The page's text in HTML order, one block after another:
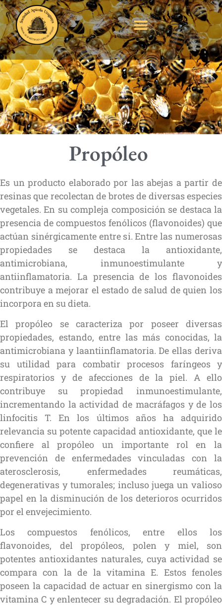
Propóleo
Es un producto elaborado por las abejas a partir de
resinas que recolectan de brotes de diversas especies
vegetales. En su compleja composición se destaca la
presencia de compuestos fenólicos (flavonoides) que
actúan sinérgicamente entre si. Entre las numerosas
propiedades se destaca la antioxidante,
antimicrobiana, inmunoestimulante y
antiinflamatoria. La presencia de los flavonoides
contribuye a mejorar el estado de salud de quien los
incorpora en su dieta.
El propóleo se caracteriza por poseer diversas
propiedades, estando, entre las más conocidas, la
antimicrobiana y laantiinflamatoria. De ellas deriva
su utilidad para combatir procesos faríngeos y
respiratorios y de afecciones de la piel. A ello
contribuye su propiedad inmunoestimulante,
incrementando la actividad de macráfagos y de los
linfocitis T. En los últimos años ha adquirido
relevancia su potente capacidad antioxidante, que le
confiere al propóleo un importante rol en la
prevención de enfermedades vinculadas con la
aterosclerosis, enfermedades reumáticas,
degenerativas y tumorales; incluso juega un valioso
papel en la disminución de los deterioros ocurridos
por el envejecimiento.
Los compuestos fenólicos, entre ellos los
flavonoides, del propóleos, polen y miel, son
potentes antioxidantes naturales, cuya actividad se
compara con la de la vitamina E. Estos fenoles
poseen la capacidad de actuar en sinergismo con la
vitamina C y enlentecer su degradación. El propóleo